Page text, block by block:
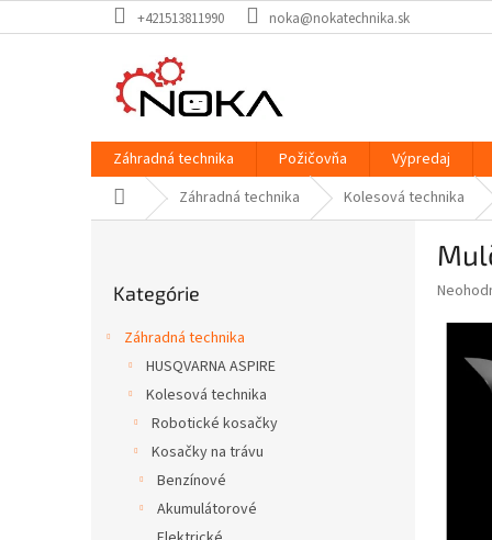
na
+421513811990 noka@nokatechnika.sk
Záhradná technika Požičovňa Výpredaj
Domov Záhradná technika Kolesová technika
kategórie
Kategórie
Záhradná technika
HUSQVARNA ASPIRE
Kolesová technika
Robotické kosačky
Kosačky na trávu
Benzínové
Akumulátorové